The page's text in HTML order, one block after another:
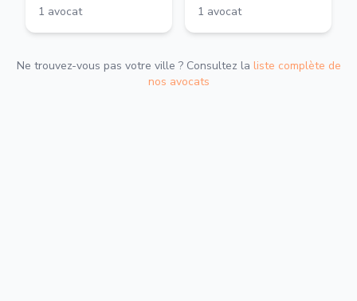
1 avocat 1 avocat
Ne trouvez-vous pas votre ville ? Consultez la liste complète de
nos avocats